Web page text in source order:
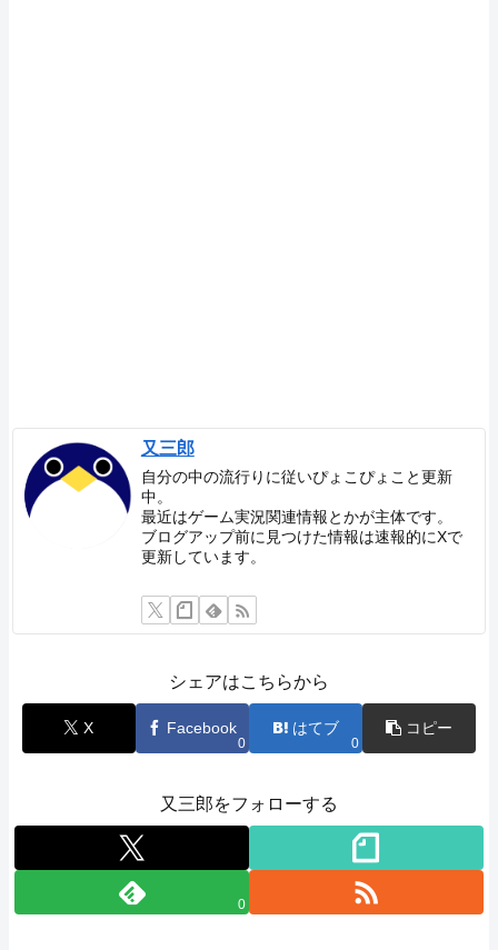
又三郎
自分の中の流行りに従いぴょこぴょこと更新
中。
最近はゲーム実況関連情報とかが主体です。
ブログアップ前に見つけた情報は速報的にXで
更新しています。
シェアはこちらから
X Facebook
0
はてブ
0
コピー
又三郎をフォローする
0